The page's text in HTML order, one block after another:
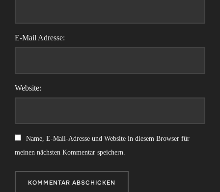
E-Mail Adresse:
Website:
Name, E-Mail-Adresse und Website in diesem Browser für
meinen nächsten Kommentar speichern.